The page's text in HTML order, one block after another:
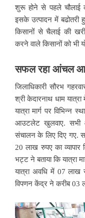
शुरू होने से पहले चौलाई
इसके उत्पादन में बढोतरी
किसानों से चैलाई की
करने वाले किसानों को भी
सफल रहा आंचल
जिलाधिकारी सौरभ
श्री केदारनाथ धाम
यात्रा मार्ग पर विभिन्न
आउटलेट खुलवाए. सभी
संचालन के लिए दिए गए.
20 लाख रुपए का व्यापार
भट्ट ने बताया कि यात्रा
यात्रा अवधि में 07 लाख
विपणन केंद्र ने करीब 03